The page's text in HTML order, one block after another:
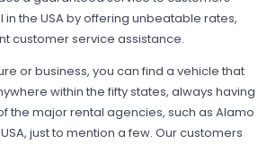
the USA by offering unbeatable rates,
customer service assistance.
or business, you can find a vehicle that
within the fifty states, always having
the major rental agencies, such as Alamo
USA, just to mention a few. Our customers